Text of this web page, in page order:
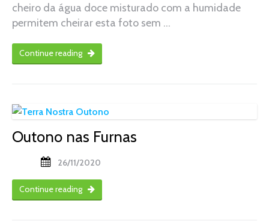
cheiro da água doce misturado com a humidade
permitem cheirar esta foto sem …
Continue reading
Outono nas Furnas
26/11/2020
Continue reading